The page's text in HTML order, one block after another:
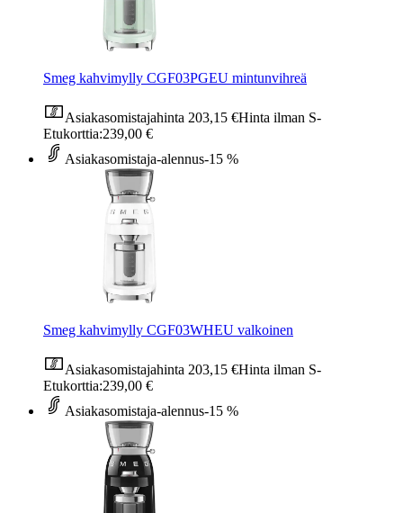
Smeg kahvimylly CGF03PGEU mintunvihreä
Asiakasomistajahinta 203,15 €Hinta ilman S-
Etukorttia:239,00 €
Asiakasomistaja-alennus-15 %
Smeg kahvimylly CGF03WHEU valkoinen
Asiakasomistajahinta 203,15 €Hinta ilman S-
Etukorttia:239,00 €
Asiakasomistaja-alennus-15 %